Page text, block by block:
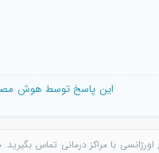
این پاسخ توسط هوش
با مراکز درمانی تماس